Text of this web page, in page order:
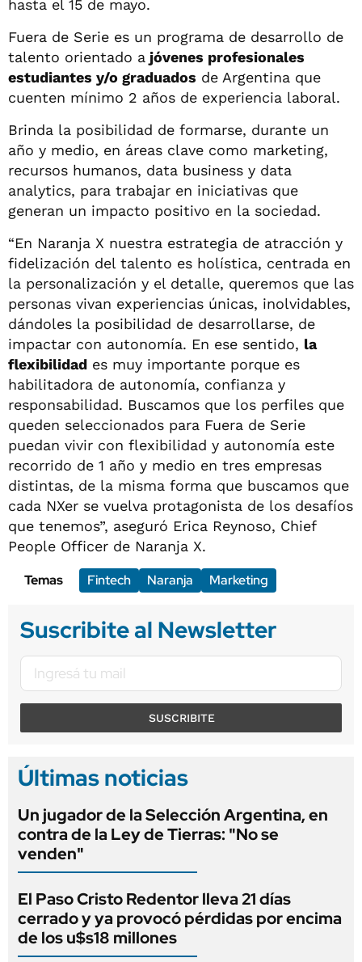
hasta el 15 de mayo.
Fuera de Serie es un programa de desarrollo de
talento orientado a jóvenes profesionales
estudiantes y/o graduados de Argentina que
cuenten mínimo 2 años de experiencia laboral.
Brinda la posibilidad de formarse, durante un
año y medio, en áreas clave como marketing,
recursos humanos, data business y data
analytics, para trabajar en iniciativas que
generan un impacto positivo en la sociedad.
“En Naranja X nuestra estrategia de atracción y
fidelización del talento es holística, centrada en
la personalización y el detalle, queremos que las
personas vivan experiencias únicas, inolvidables,
dándoles la posibilidad de desarrollarse, de
impactar con autonomía. En ese sentido, la
flexibilidad es muy importante porque es
habilitadora de autonomía, confianza y
responsabilidad. Buscamos que los perfiles que
queden seleccionados para Fuera de Serie
puedan vivir con flexibilidad y autonomía este
recorrido de 1 año y medio en tres empresas
distintas, de la misma forma que buscamos que
cada NXer se vuelva protagonista de los desafíos
que tenemos”, aseguró Erica Reynoso, Chief
People Officer de Naranja X.
Temas
Fintech Naranja Marketing
Suscribite al Newsletter
SUSCRIBITE
Últimas noticias
Un jugador de la Selección Argentina, en
contra de la Ley de Tierras: "No se
venden"
El Paso Cristo Redentor lleva 21 días
cerrado y ya provocó pérdidas por encima
de los u$s18 millones